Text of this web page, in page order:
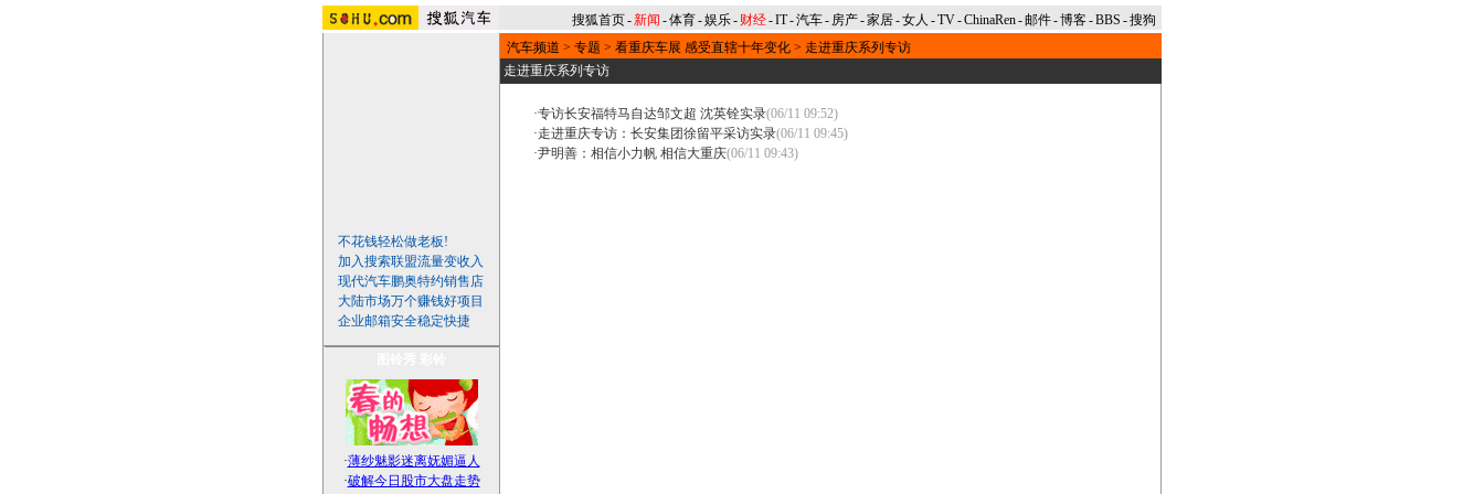
搜狐首页-新闻 -体育-娱乐- 财经-IT-汽车- 房产-家居-女人 -TV-ChinaRen-邮件-博客-BBS -搜狗
不花钱轻松做老板!
加入搜索联盟流量变收入
现代汽车鹏奥特约销售店
大陆市场万个赚钱好项目
企业邮箱安全稳定快捷
·薄纱魅影迷离妩媚逼人
·破解今日股市大盘走势
汽车频道 > 专题 > 看重庆车展 感受直辖十年变化 > 走进重庆系列专访
走进重庆系列专访
·专访长安福特马自达邹文超 沈英铨实录(06/11 09:52)
·走进重庆专访：长安集团徐留平采访实录(06/11 09:45)
·尹明善：相信小力帆 相信大重庆(06/11 09:43)